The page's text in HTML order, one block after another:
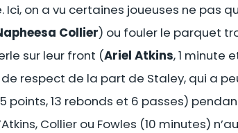
Ici, on a vu certaines joueuses ne pas
Collier) ou fouler le parquet
sur leur front (Ariel Atkins, 1 minute
respect de la part de Staley, qui a
points, 13 rebonds et 6 passes)
Collier ou Fowles (10 minutes)